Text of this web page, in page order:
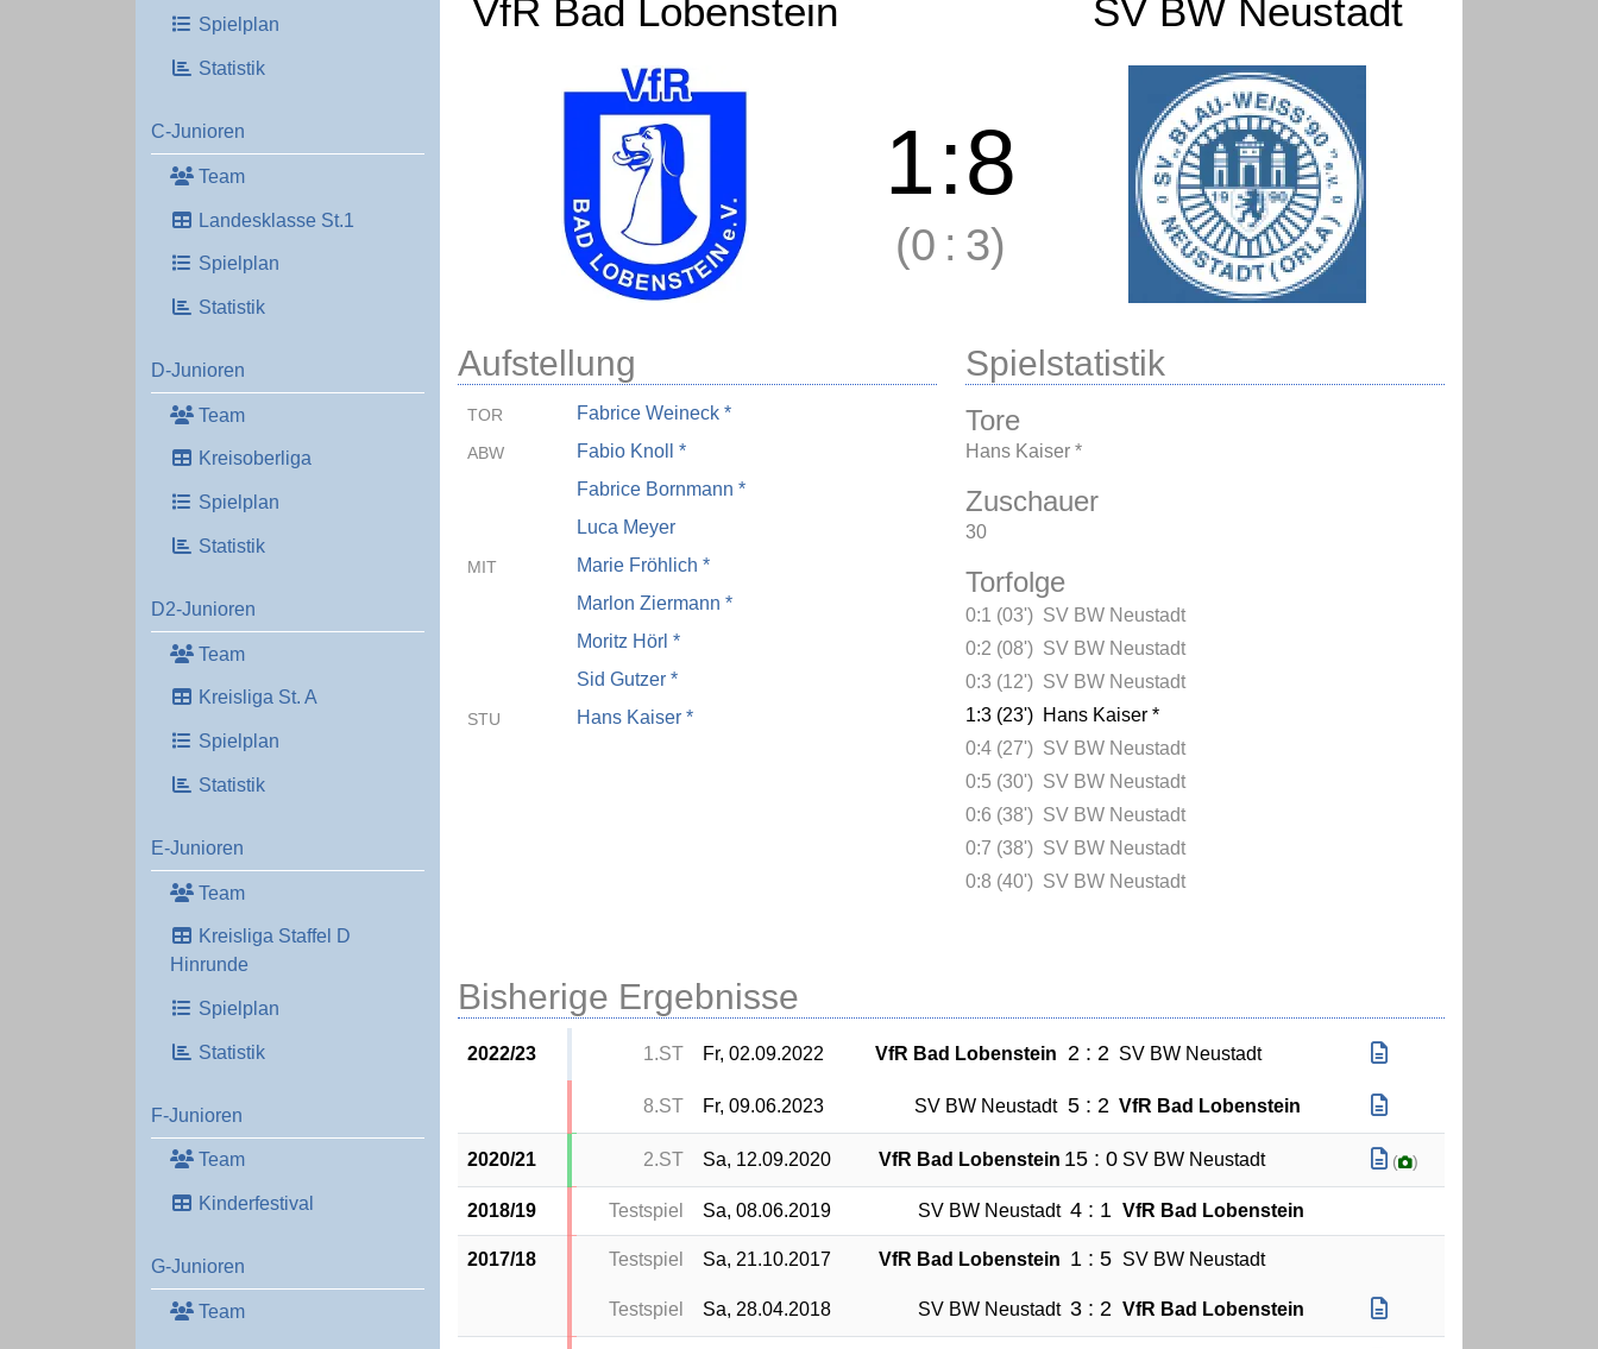
Spielplan
Statistik
C-Junioren
Team
Landesklasse St.1
Spielplan
Statistik
D-Junioren
Team
Kreisoberliga
Spielplan
Statistik
D2-Junioren
Team
Kreisliga St. A
Spielplan
Statistik
E-Junioren
Team
Kreisliga Staffel D
Hinrunde
Spielplan
Statistik
F-Junioren
Team
Kinderfestival
G-Junioren
Team
VfR Bad Lobenstein SV BW Neustadt
1:8
(0 : 3)
Aufstellung
TOR Fabrice Weineck *
ABW
Fabio Knoll *
Fabrice Bornmann *
Luca Meyer
MIT
Marie Fröhlich *
Marlon Ziermann *
Moritz Hörl *
Sid Gutzer *
STU Hans Kaiser *
Spielstatistik
Tore
Hans Kaiser *
Zuschauer
30
Torfolge
0:1 (03') SV BW Neustadt
0:2 (08') SV BW Neustadt
0:3 (12') SV BW Neustadt
1:3 (23') Hans Kaiser *
0:4 (27') SV BW Neustadt
0:5 (30') SV BW Neustadt
0:6 (38') SV BW Neustadt
0:7 (38') SV BW Neustadt
0:8 (40') SV BW Neustadt
Bisherige Ergebnisse
2022/23 1.ST Fr, 02.09.2022 VfR Bad Lobenstein 2 : 2 SV BW Neustadt
8.ST Fr, 09.06.2023 SV BW Neustadt 5 : 2 VfR Bad Lobenstein
2020/21 2.ST Sa, 12.09.2020 VfR Bad Lobenstein 15 : 0 SV BW Neustadt ( )
2018/19 Testspiel Sa, 08.06.2019 SV BW Neustadt 4 : 1 VfR Bad Lobenstein
2017/18 Testspiel Sa, 21.10.2017 VfR Bad Lobenstein 1 : 5 SV BW Neustadt
Testspiel Sa, 28.04.2018 SV BW Neustadt 3 : 2 VfR Bad Lobenstein